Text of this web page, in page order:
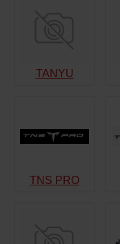
TANYU
TNS PRO